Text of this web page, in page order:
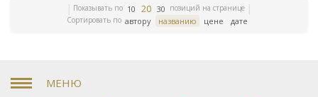
Показывать по 10 20 30 позиций на странице
Сортировать по автору названию цене дате